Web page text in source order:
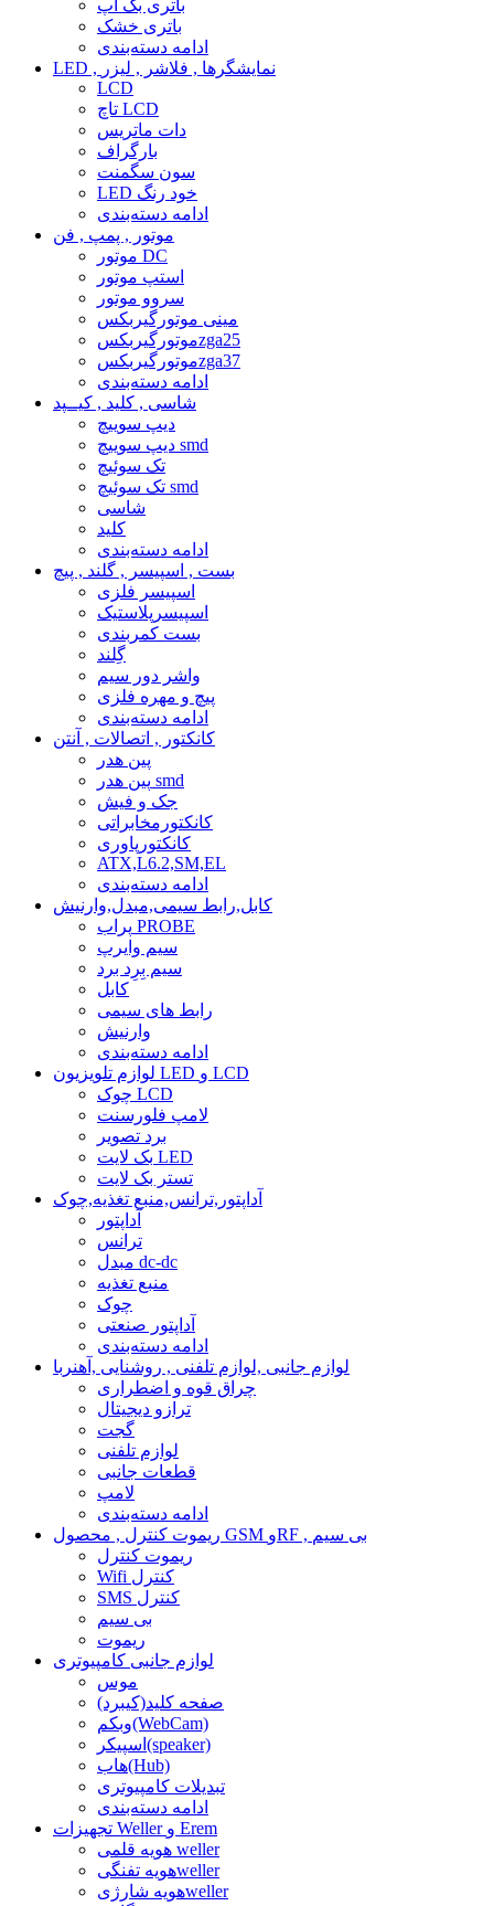
باتری بک آپ
باتری خشک
ادامه دسته‌بندی
LED , نمایشگرها , فلاشر , لیزر
LCD
تاچ LCD
دات ماتریس
بارگراف
سون سگمنت
LED خود رنگ
ادامه دسته‌بندی
موتور , پمپ , فن
موتور DC
استپ موتور
سروو موتور
مینی موتورگیربکس
موتورگیربکسzga25
موتورگیربکسzga37
ادامه دسته‌بندی
شاسی , کلید , کیــپد
دیپ سوییچ
دیپ سوییچ smd
تک سوئیچ
تک سوئیچ smd
شاسی
کلید
ادامه دسته‌بندی
بست , اسپیسر , گلند , پیچ
اسپیسر فلزی
اسپیسرپلاستیک
بست کمربندی
گِلند
واشر دور سیم
پیچ و مهره فلزی
ادامه دسته‌بندی
کانکتور , اتصالات , آنتن
پین هدر
پین هدر smd
جک و فیش
کانکتورمخابراتی
کانکتورپاوری
ATX,L6.2,SM,EL
ادامه دسته‌بندی
کابل,رابط سیمی,مبدل,وارنیش
پراب PROBE
سیم وایرپ
سیم بِرِد برد
کابل
رابط های سیمی
وارنیش
ادامه دسته‌بندی
لوازم تلویزیون LED و LCD
چوک LCD
لامپ فلورسنت
برد تصویر
بک لایت LED
تستر بک لایت
آداپتور,ترانس,منبع تغذیه,چوک
آداپتور
ترانس
مبدل dc-dc
منبع تغذیه
چوک
آداپتور صنعتی
ادامه دسته‌بندی
لوازم جانبی ,لوازم تلفنی , روشنایی ,آهنربا
چراق قوه و اضطراری
ترازو دیجیتال
گجت
لوازم تلفنی
قطعات جانبی
لامپ
ادامه دسته‌بندی
ریموت کنترل , محصول GSM وRF , بی سیم
ریموت کنترل
Wifi کنترل
SMS کنترل
بی سیم
ریموت
لوازم جانبی کامپیوتری
موس
صفحه کلید(کیبرد)
وبکم(WebCam)
اسپیکر(speaker)
هاب(Hub)
تبدیلات کامپیوتری
ادامه دسته‌بندی
تجهیزات Weller و Erem
هویه قلمی weller
هویه تفنگیweller
هویه شارژیweller